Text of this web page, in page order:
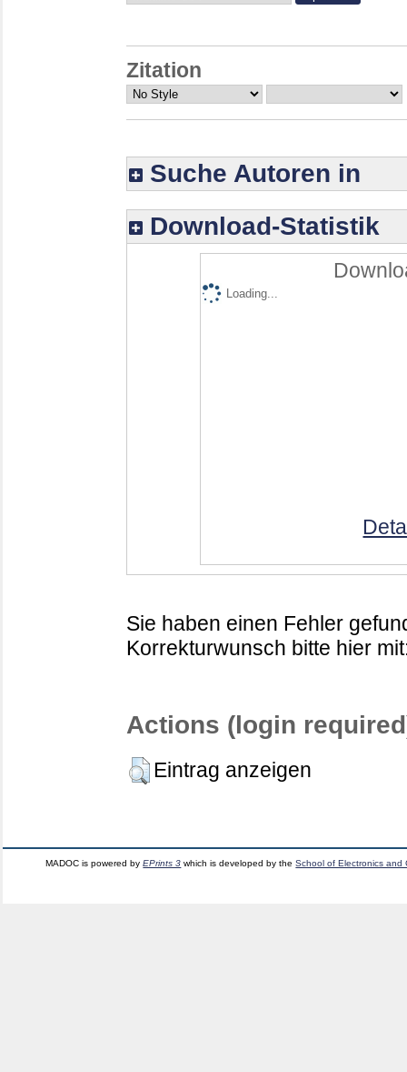
Zitation
Suche Autoren in
Download-Statistik
Loading...
Sie haben einen Fehler
Korrekturwunsch bitte hier
Actions (login
Eintrag anzeigen
MADOC is powered byEPrints 3 which is developed by theSchool of Electronics and